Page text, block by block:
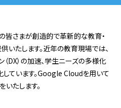
皆さまが創造的で革新的な教育・
たします。近年の教育現場では、
（DX）の加速、学生ニーズの多様化
ています。Google Cloudを用いて
たします。